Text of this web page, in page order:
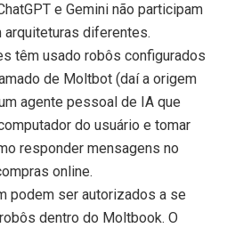
e Gemini não participam
diferentes.
têm usado robôs configurados
de Moltbot (daí a origem
agente pessoal de IA que
do usuário e tomar
responder mensagens no
online.
podem ser autorizados a se
dentro do Moltbook. O